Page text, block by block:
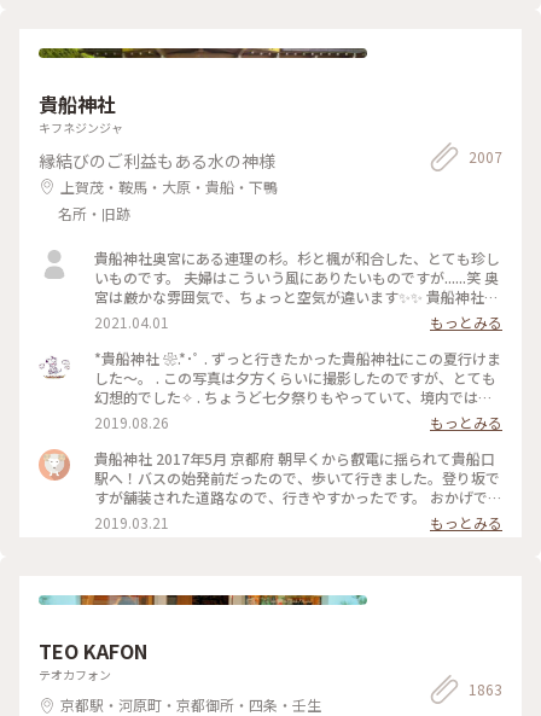
香りのミルクチョコやルビーチョコを使用し、 一枚ずつ違う
桜 #桜スイーツ #和スイーツ #チョコレート #お取り寄せ #手み
やげ #おみやげ
貴船神社
キフネジンジャ
縁結びのご利益もある水の神様
上賀茂・鞍馬・大原・貴船・下鴨
名所・旧跡
2007
貴船神社奥宮にある連理の杉。杉と楓が和合した、とても珍し
いものです。 夫婦はこういう風にありたいものですが......笑 奥
宮は厳かな雰囲気で、ちょっと空気が違います✨✨ 貴船神社ま
で行かれたら、是非行ってみてほしいです。
2021.04.01
もっとみる
*貴船神社 ❀.*･ﾟ . ずっと行きたかった貴船神社にこの夏行けま
した～。 . この写真は夕方くらいに撮影したのですが、とても
幻想的でした✧︎ . ちょうど七夕祭りもやっていて、境内では七
夕がたくさんありました🎋✧̣̥̇ . #貴船神社 #神社巡り #旅のひと
とき #夏旅2019
2019.08.26
もっとみる
貴船神社 2017年5月 京都府 朝早くから叡電に揺られて貴船口
駅へ！バスの始発前だったので、歩いて行きました。登り坂で
すが舗装された道路なので、行きやすかったです。 おかげで人
の少ないシーンとした空気を味わえたので良かったです。 御朱
印ももらえて大満足でした☺️ 京都旅行は早寝早起きになりま
2019.03.21 もっとみる
TEO KAFON
テオカフォン
京都駅・河原町・京都御所・四条・壬生
1863